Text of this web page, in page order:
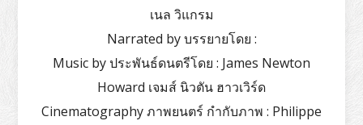
เนล วิแกรม
Narrated by บรรยายโดย :
Music by ประพันธ์ดนตรีโดย : James Newton
Howard เจมส์ นิวตัน ฮาวเวิร์ด
Cinematography ภาพยนตร์ กำกับภาพ : Philippe